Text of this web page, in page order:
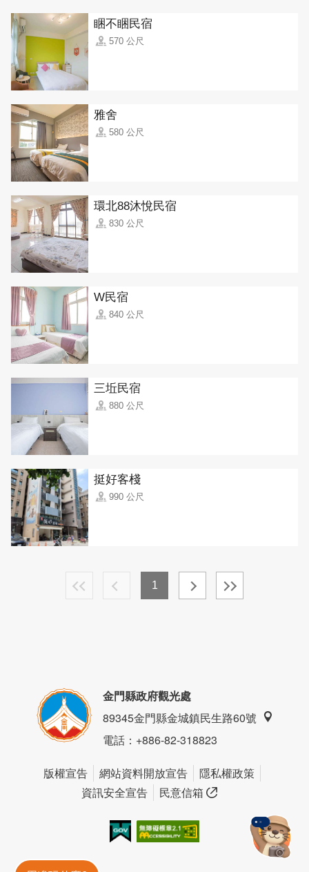
睏不睏民宿
570 公尺
雅舍
580 公尺
環北88沐悅民宿
830 公尺
W民宿
840 公尺
三坵民宿
880 公尺
挺好客棧
990 公尺
1
金門縣政府觀光處
89345金門縣金城鎮民生路60號
電話：+886-82-318823
版權宣告 網站資料開放宣告
隱私權政策
資訊安全宣告
民意信箱